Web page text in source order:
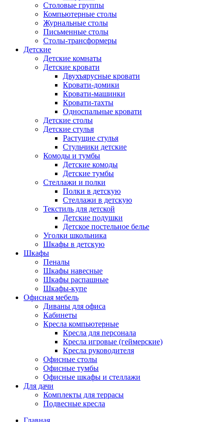
Столовые группы
Компьютерные столы
Журнальные столы
Письменные столы
Столы-трансформеры
Детские
Детские комнаты
Детские кровати
Двухъярусные кровати
Кровати-домики
Кровати-машинки
Кровати-тахты
Односпальные кровати
Детские столы
Детские стулья
Растущие стулья
Стульчики детские
Комоды и тумбы
Детские комоды
Детские тумбы
Стеллажи и полки
Полки в детскую
Стеллажи в детскую
Текстиль для детской
Детские подушки
Детское постельное белье
Уголки школьника
Шкафы в детскую
Шкафы
Пеналы
Шкафы навесные
Шкафы распашные
Шкафы-купе
Офисная мебель
Диваны для офиса
Кабинеты
Кресла компьютерные
Кресла для персонала
Кресла игровые (геймерские)
Кресла руководителя
Офисные столы
Офисные тумбы
Офисные шкафы и стеллажи
Для дачи
Комплекты для террасы
Подвесные кресла
Главная